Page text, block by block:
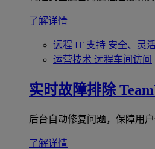
了解详情
远程 IT 支持 安全、灵
运营技术 远程车间访问
实时故障排除
后台自动修复问题，保障用户
了解详情